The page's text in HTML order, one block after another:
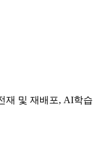
재 및 재배포, AI학습